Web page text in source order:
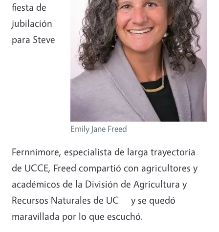
Emily Jane Freed
fiesta de
jubilación
para Steve
Fernnimore, especialista de larga trayectoria
de UCCE, Freed compartió con agricultores y
académicos de la División de Agricultura y
Recursos Naturales de UC – y se quedó
maravillada por lo que escuchó.